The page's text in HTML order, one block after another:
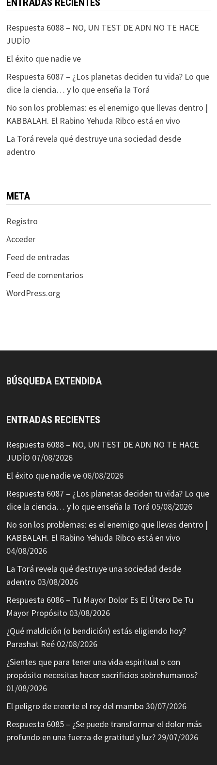
ENTRADAS RECIENTES
Respuesta 6088 – NO, UN TEST DE ADN NO TE HACE
JUDÍO
El éxito que nadie ve
Respuesta 6087 – ¿Los planetas deciden tu vida? Lo que
dice la ciencia… y lo que enseña la Torá
No son los problemas: es el enemigo que llevas dentro |
KABBALAH. El Rabino Yehuda Ribco está en vivo
La Torá revela qué destruye una sociedad desde
adentro
META
Registro
Acceder
Feed de entradas
Feed de comentarios
WordPress.org
BÚSQUEDA EXTENDIDA
ENTRADAS RECIENTES
Respuesta 6088 – NO, UN TEST DE ADN NO TE HACE
JUDÍO 07/08/2026
El éxito que nadie ve 06/08/2026
Respuesta 6087 – ¿Los planetas deciden tu vida? Lo que
dice la ciencia… y lo que enseña la Torá 05/08/2026
No son los problemas: es el enemigo que llevas dentro |
KABBALAH. El Rabino Yehuda Ribco está en vivo
04/08/2026
La Torá revela qué destruye una sociedad desde
adentro 03/08/2026
Respuesta 6086 – Tu Mayor Dolor Es El Útero De Tu
Mayor Propósito 03/08/2026
¿Qué maldición (o bendición) estás eligiendo hoy?
Parashat Reé 02/08/2026
¿Sientes que para tener una vida espiritual o con
propósito necesitas hacer sacrificios sobrehumanos?
01/08/2026
El peligro de creerte el rey del mambo 30/07/2026
Respuesta 6085 – ¿Se puede transformar el dolor más
profundo en una fuerza de gratitud y luz? 29/07/2026